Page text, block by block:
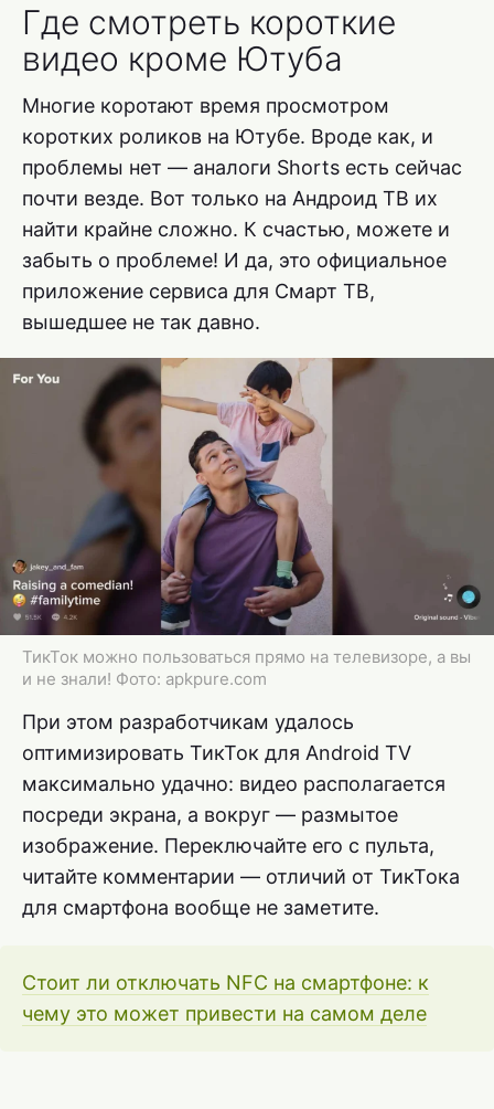
Где смотреть короткие
видео кроме Ютуба
Многие коротают время просмотром
коротких роликов на Ютубе. Вроде как, и
проблемы нет — аналоги Shorts есть сейчас
почти везде. Вот только на Андроид ТВ их
найти крайне сложно. К счастью, можете и
забыть о проблеме! И да, это официальное
приложение сервиса для Смарт ТВ,
вышедшее не так давно.
ТикТок можно пользоваться прямо на телевизоре, а вы
и не знали! Фото: apkpure.com
При этом разработчикам удалось
оптимизировать ТикТок для Android TV
максимально удачно: видео располагается
посреди экрана, а вокруг — размытое
изображение. Переключайте его с пульта,
читайте комментарии — отличий от ТикТока
для смартфона вообще не заметите.
Стоит ли отключать NFC на смартфоне: к
чему это может привести на самом деле